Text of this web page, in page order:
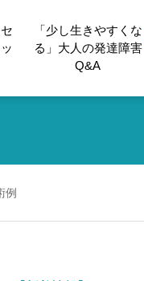
「少し生きやすくな
る」大人の発達障害
Q&A
例